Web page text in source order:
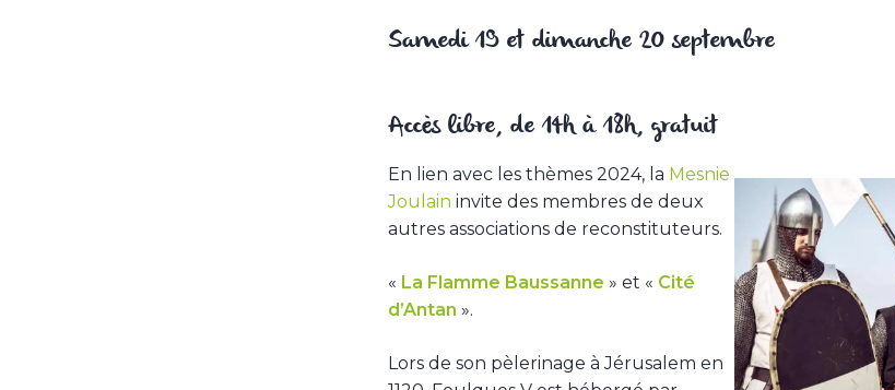
Samedi 19 et dimanche 20 septembre
Accès libre, de 14h à 18h, gratuit
En lien avec les thèmes 2024, la Mesnie
Joulain invite des membres de deux
autres associations de reconstituteurs.
« La Flamme Baussanne » et « Cité
d’Antan ».
Lors de son pèlerinage à Jérusalem en